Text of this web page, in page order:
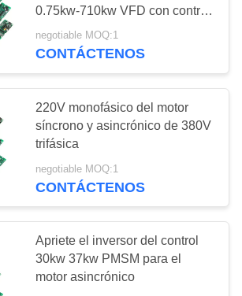
solar de la
de MPPT
suave
0.75kw-710kw VFD con control
del esfuerzo de torsión
negotiable MOQ:1
CONTÁCTENOS
220V monofásico del motor
síncrono y asincrónico de 380V
trifásica
negotiable MOQ:1
CONTÁCTENOS
Apriete el inversor del control
30kw 37kw PMSM para el
motor asincrónico